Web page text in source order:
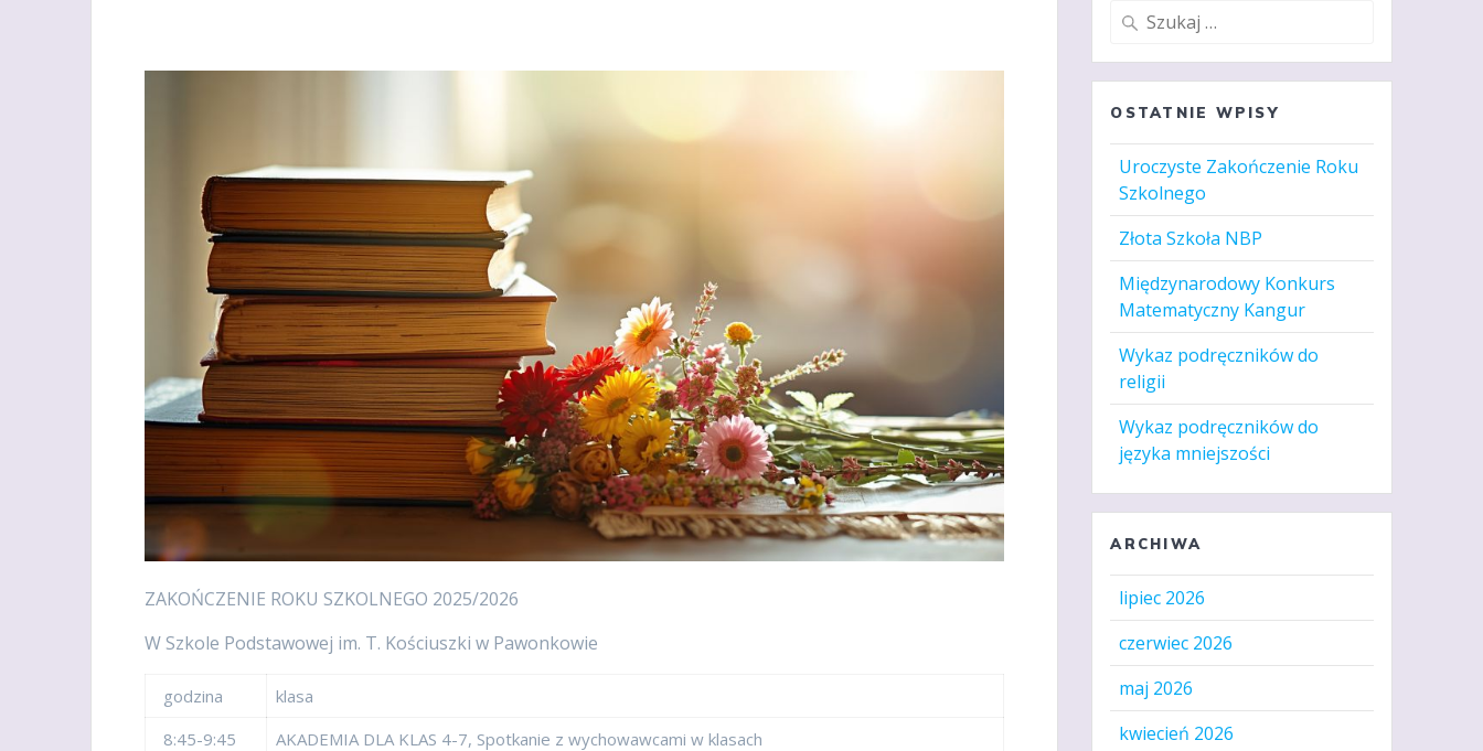
ZAKOŃCZENIE ROKU SZKOLNEGO 2025/2026
W Szkole Podstawowej im. T. Kościuszki w Pawonkowie
godzina
klasa
8:45-9:45
AKADEMIA DLA KLAS 4-7, Spotkanie z wychowawcami w klasach
Szukaj:
OSTATNIE WPISY
Uroczyste Zakończenie Roku
Szkolnego
Złota Szkoła NBP
Międzynarodowy Konkurs
Matematyczny Kangur
Wykaz podręczników do
religii
Wykaz podręczników do
języka mniejszości
ARCHIWA
lipiec 2026
czerwiec 2026
maj 2026
kwiecień 2026